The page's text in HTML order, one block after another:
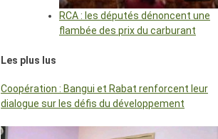
RCA : les députés dénoncent une
flambée des prix du carburant
Les plus lus
Coopération : Bangui et Rabat renforcent leur
dialogue sur les défis du développement